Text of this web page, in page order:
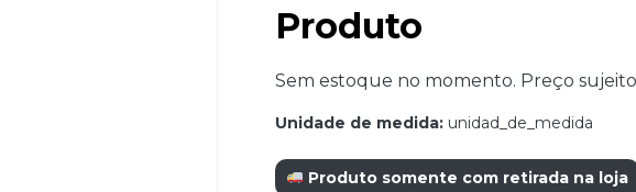
Produto
Sem estoque no momento. Preço
Unidade de medida:unidad_de_medida
Produto somente com retirada na loja